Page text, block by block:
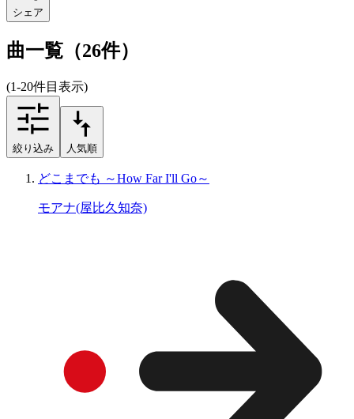
シェア
曲一覧（26件）
(1-20件目表示)
絞り込み 人気順
どこまでも ～How Far I'll Go～
モアナ(屋比久知奈)